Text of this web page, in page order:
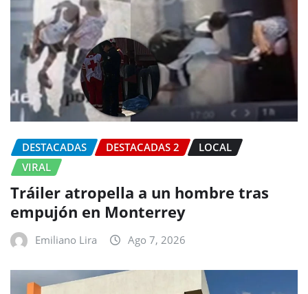
DESTACADAS DESTACADAS 2
LOCAL
VIRAL
Tráiler atropella a un hombre tras
empujón en Monterrey
Emiliano Lira Ago 7, 2026